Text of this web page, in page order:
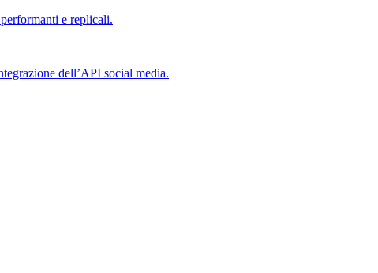
e replicali.
dell’API social media.